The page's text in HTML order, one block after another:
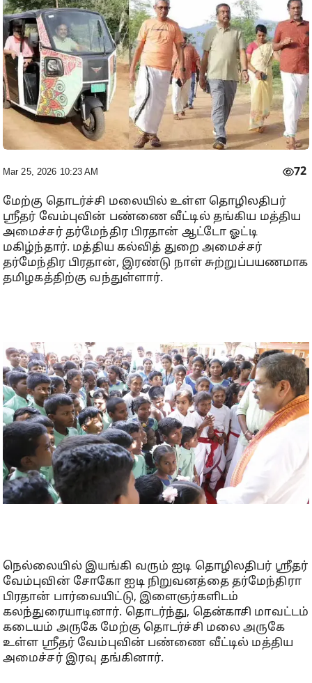
Mar 25, 2026 10:23 AM 72
மேற்கு தொடர்ச்சி மலையில் உள்ள தொழிலதிபர்
ஸ்ரீதர் வேம்புவின் பண்ணை வீட்டில் தங்கிய மத்திய
அமைச்சர் தர்மேந்திர பிரதான் ஆட்டோ ஓட்டி
மகிழ்ந்தார். மத்திய கல்வித் துறை அமைச்சர்
தர்மேந்திர பிரதான், இரண்டு நாள் சுற்றுப்பயணமாக
தமிழகத்திற்கு வந்துள்ளார்.
நெல்லையில் இயங்கி வரும் ஐடி தொழிலதிபர் ஸ்ரீதர்
வேம்புவின் சோகோ ஐடி நிறுவனத்தை தர்மேந்திரா
பிரதான் பார்வையிட்டு, இளைஞர்களிடம்
கலந்துரையாடினார். தொடர்ந்து, தென்காசி மாவட்டம்
கடையம் அருகே மேற்கு தொடர்ச்சி மலை அருகே
உள்ள ஸ்ரீதர் வேம்புவின் பண்ணை வீட்டில் மத்திய
அமைச்சர் இரவு தங்கினார்.